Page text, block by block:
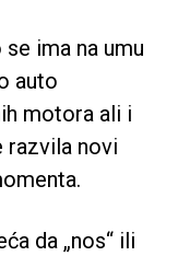
ima na umu
auto
motora ali i
razvila novi
da „nos“ ili